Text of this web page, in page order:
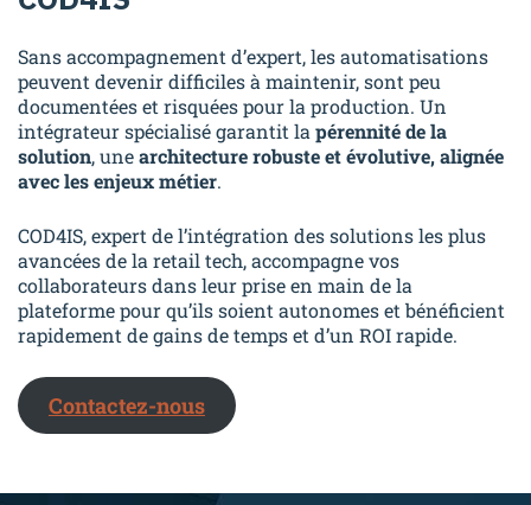
Sans accompagnement d’expert, les automatisations
peuvent devenir difficiles à maintenir, sont peu
documentées et risquées pour la production. Un
intégrateur spécialisé garantit la pérennité de la
solution, unearchitecture robuste et évolutive, alignée
avec les enjeux métier.
COD4IS, expert de l’intégration des solutions les plus
avancées de la retail tech, accompagne vos
collaborateurs dans leur prise en main de la
plateforme pour qu’ils soient autonomes et bénéficient
rapidement de gains de temps et d’un ROI rapide.
Contactez-nous